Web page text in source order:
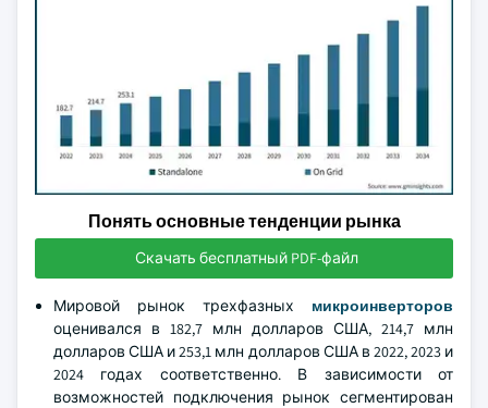
Понять основные тенденции рынка
Скачать бесплатный PDF-файл
Мировой рынок трехфазных микроинверторов
оценивался в 182,7 млн долларов США, 214,7 млн
долларов США и 253,1 млн долларов США в 2022, 2023 и
2024 годах соответственно. В зависимости от
возможностей подключения рынок сегментирован